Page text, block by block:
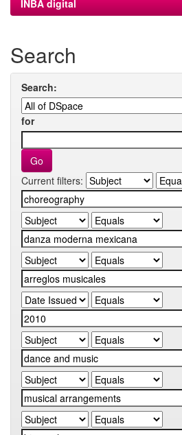
INBA digital
Search
Search:
for
Current filters: